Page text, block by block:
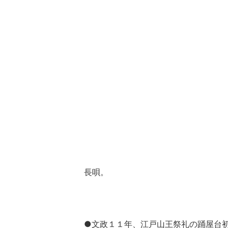
長唄。
●文政１１年、江戸山王祭礼の踊屋台